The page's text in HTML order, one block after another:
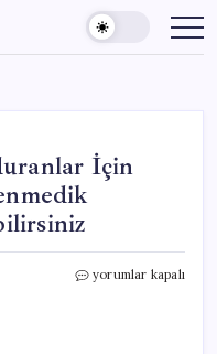
İçin
Bankada
yorumlar kapalı